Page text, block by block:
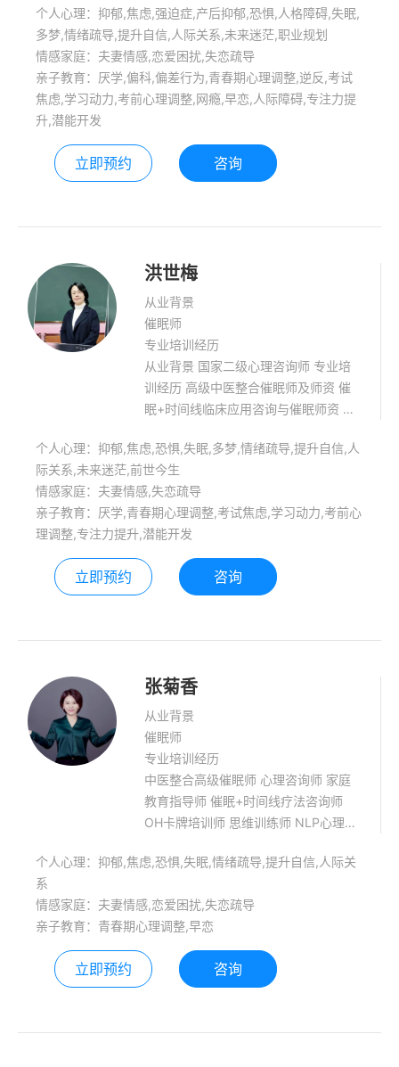
题。
个人心理：抑郁,焦虑,强迫症,产后抑郁,恐惧,人格障碍,失眠,
多梦,情绪疏导,提升自信,人际关系,未来迷茫,职业规划
情感家庭：夫妻情感,恋爱困扰,失恋疏导
亲子教育：厌学,偏科,偏差行为,青春期心理调整,逆反,考试
焦虑,学习动力,考前心理调整,网瘾,早恋,人际障碍,专注力提
升,潜能开发
立即预约 咨询
洪世梅
从业背景
催眠师
专业培训经历
从业背景 国家二级心理咨询师 专业培
训经历 高级中医整合催眠师及师资 催
眠+时间线临床应用咨询与催眠师资 静
理咨询师 静心能量禅舞导师 学习能力
训练师 家庭教育咨询师 擅长领域: 情感
类，过往创伤事件处理，前世今生，自
信提升，静心能量疗愈。 青少年心理健
康辅导，亲子教育：厌学,偏科,偏差行
为,青春期心理调整,逆反,考试焦虑,学习
动力,考前心理调整,早恋,人际障碍,专注
个人心理：抑郁,焦虑,恐惧,失眠,多梦,情绪疏导,提升自信,人
际关系,未来迷茫,前世今生
情感家庭：夫妻情感,失恋疏导
亲子教育：厌学,青春期心理调整,考试焦虑,学习动力,考前心
理调整,专注力提升,潜能开发
立即预约 咨询
张菊香
从业背景
催眠师
专业培训经历
中医整合高级催眠师 心理咨询师 家庭
教育指导师 催眠+时间线疗法咨询师
OH卡牌培训师 思维训练师 NLP心理实
个人心理：抑郁,焦虑,恐惧,失眠,情绪疏导,提升自信,人际关
系
情感家庭：夫妻情感,恋爱困扰,失恋疏导
亲子教育：青春期心理调整,早恋
立即预约 咨询